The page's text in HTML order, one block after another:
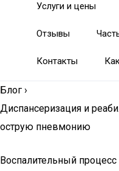
Услуги и цены
Отзывы
Контакты
Блог ›
Диспансеризация и
острую пневмонию
Воспалительный